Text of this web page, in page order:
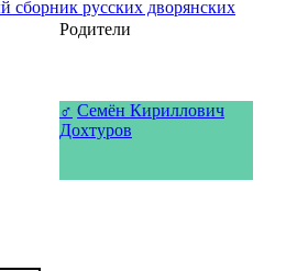
Родители
♂ Семён Кириллович
Дохтуров
сборник русских дворянских